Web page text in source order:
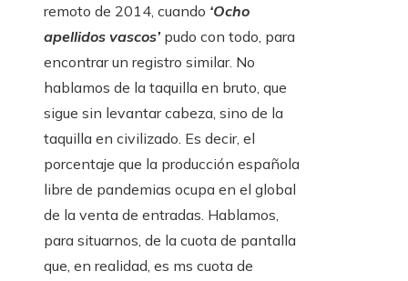
remoto de 2014, cuando ‘Ocho
apellidos vascos’pudo con todo, para
encontrar un registro similar. No
hablamos de la taquilla en bruto, que
sigue sin levantar cabeza, sino de la
taquilla en civilizado. Es decir, el
porcentaje que la producción española
libre de pandemias ocupa en el global
de la venta de entradas. Hablamos,
para situarnos, de la cuota de pantalla
que, en realidad, es ms cuota de